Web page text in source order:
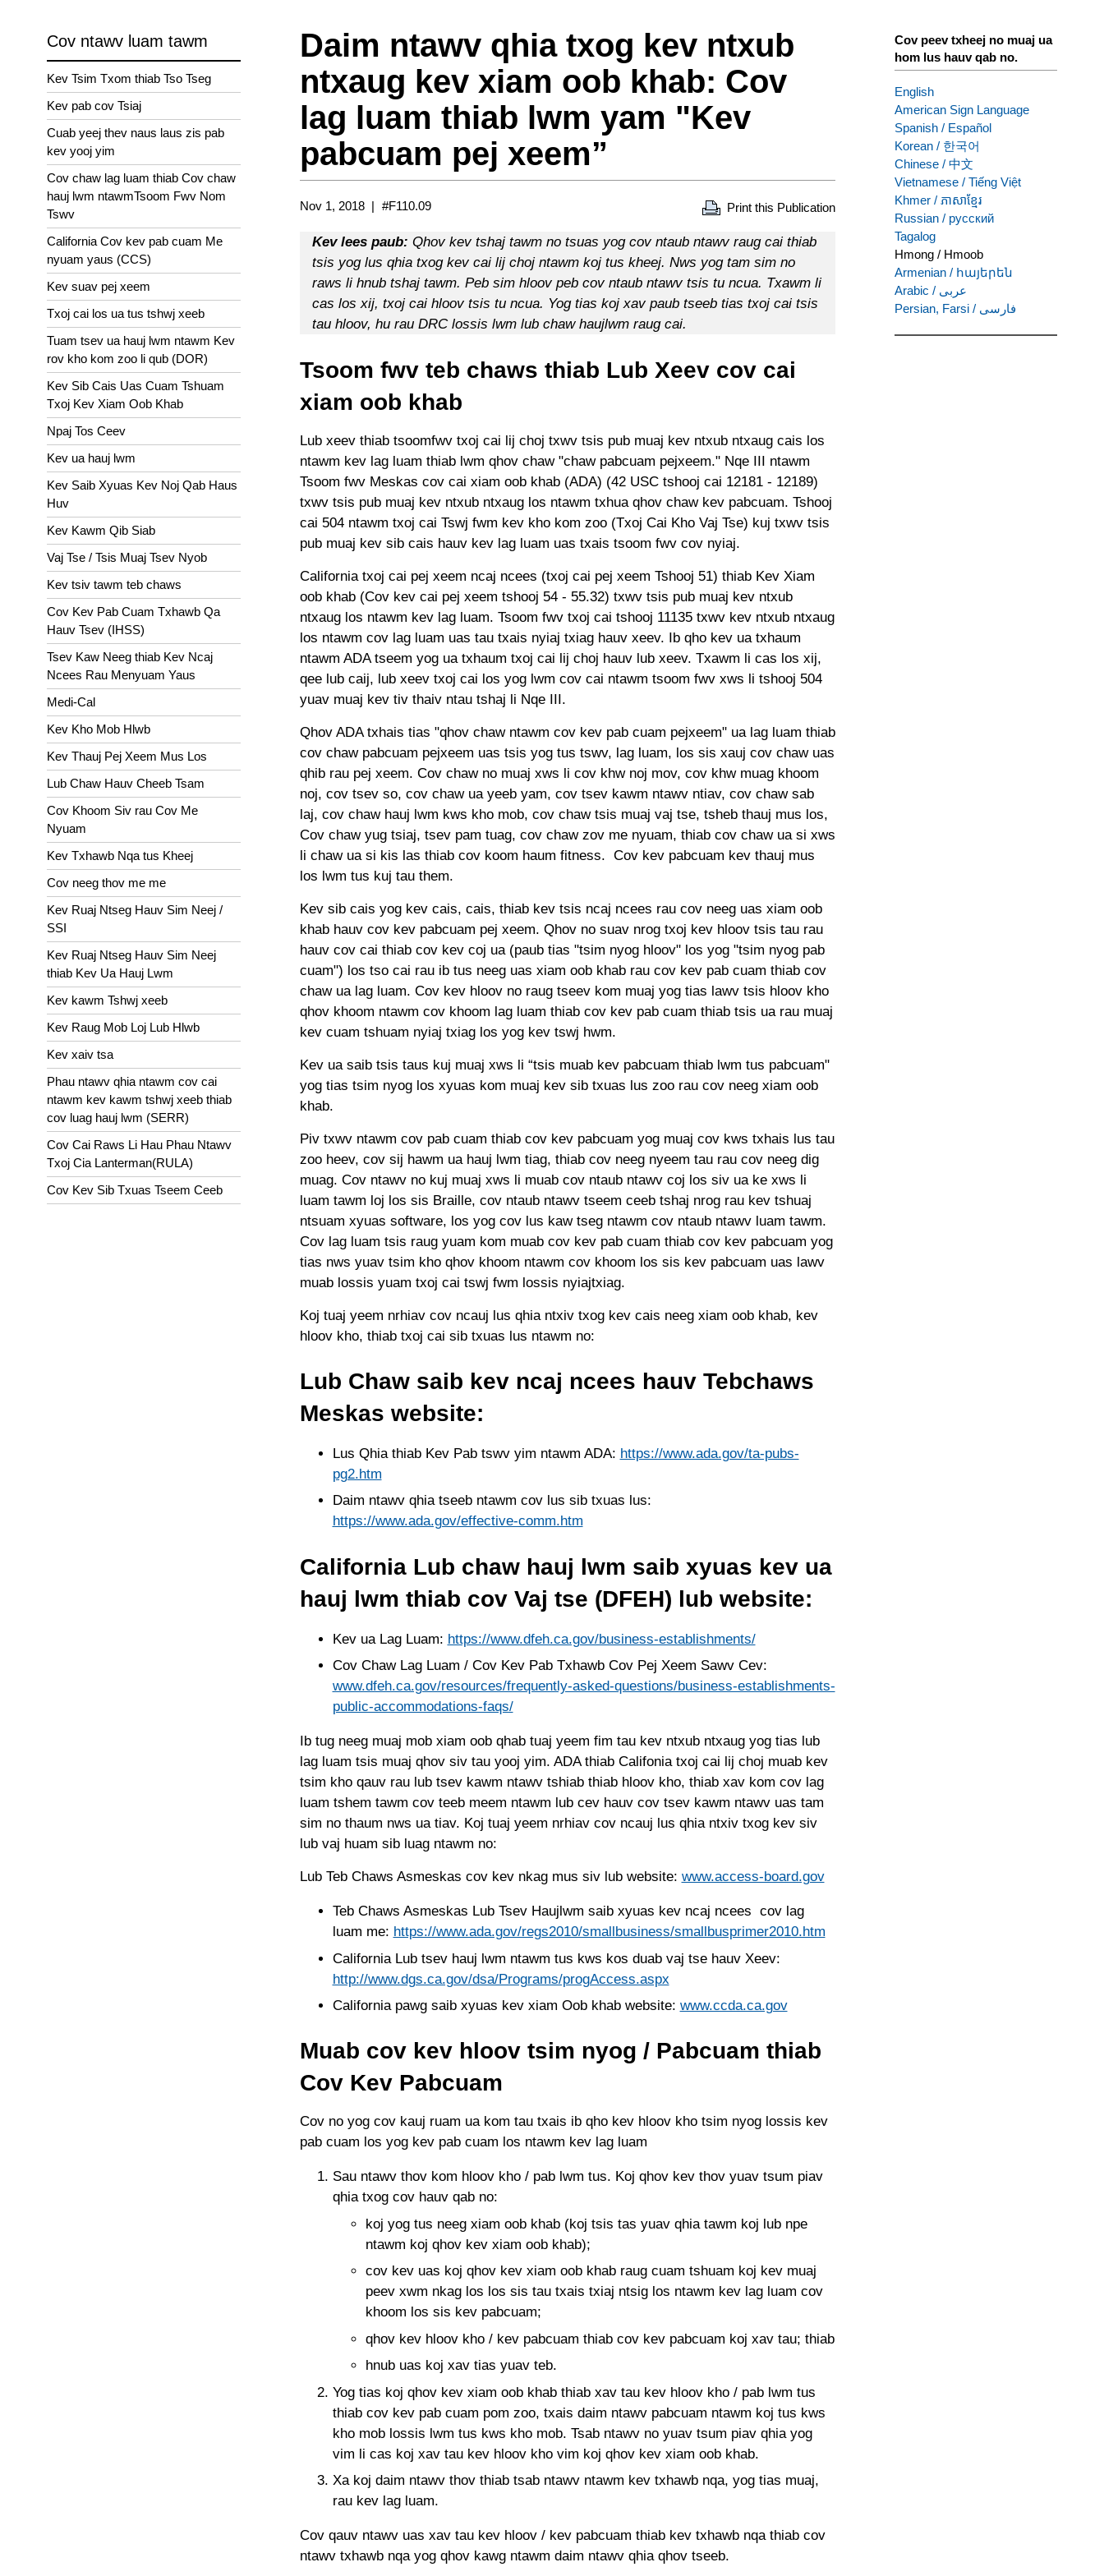
Cov ntawv luam tawm
Kev Tsim Txom thiab Tso Tseg
Kev pab cov Tsiaj
Cuab yeej thev naus laus zis pab
kev yooj yim
Cov chaw lag luam thiab Cov chaw
hauj lwm ntawmTsoom Fwv Nom
Tswv
California Cov kev pab cuam Me
nyuam yaus (CCS)
Kev suav pej xeem
Txoj cai los ua tus tshwj xeeb
Tuam tsev ua hauj lwm ntawm Kev
rov kho kom zoo li qub (DOR)
Kev Sib Cais Uas Cuam Tshuam
Txoj Kev Xiam Oob Khab
Npaj Tos Ceev
Kev ua hauj lwm
Kev Saib Xyuas Kev Noj Qab Haus
Huv
Kev Kawm Qib Siab
Vaj Tse / Tsis Muaj Tsev Nyob
Kev tsiv tawm teb chaws
Cov Kev Pab Cuam Txhawb Qa
Hauv Tsev (IHSS)
Tsev Kaw Neeg thiab Kev Ncaj
Ncees Rau Menyuam Yaus
Medi-Cal
Kev Kho Mob Hlwb
Kev Thauj Pej Xeem Mus Los
Lub Chaw Hauv Cheeb Tsam
Cov Khoom Siv rau Cov Me
Nyuam
Kev Txhawb Nqa tus Kheej
Cov neeg thov me me
Kev Ruaj Ntseg Hauv Sim Neej /
SSI
Kev Ruaj Ntseg Hauv Sim Neej
thiab Kev Ua Hauj Lwm
Kev kawm Tshwj xeeb
Kev Raug Mob Loj Lub Hlwb
Kev xaiv tsa
Phau ntawv qhia ntawm cov cai
ntawm kev kawm tshwj xeeb thiab
cov luag hauj lwm (SERR)
Cov Cai Raws Li Hau Phau Ntawv
Txoj Cia Lanterman(RULA)
Cov Kev Sib Txuas Tseem Ceeb
Daim ntawv qhia txog kev ntxub
ntxaug kev xiam oob khab: Cov
lag luam thiab lwm yam "Kev
pabcuam pej xeem”
Nov 1, 2018 #F110.09 Print this Publication
Kev lees paub: Qhov kev tshaj tawm no tsuas yog cov ntaub ntawv raug cai thiab
tsis yog lus qhia txog kev cai lij choj ntawm koj tus kheej. Nws yog tam sim no
raws li hnub tshaj tawm. Peb sim hloov peb cov ntaub ntawv tsis tu ncua. Txawm li
cas los xij, txoj cai hloov tsis tu ncua. Yog tias koj xav paub tseeb tias txoj cai tsis
tau hloov, hu rau DRC lossis lwm lub chaw haujlwm raug cai.
Tsoom fwv teb chaws thiab Lub Xeev cov cai
xiam oob khab
Lub xeev thiab tsoomfwv txoj cai lij choj txwv tsis pub muaj kev ntxub ntxaug cais los
ntawm kev lag luam thiab lwm qhov chaw "chaw pabcuam pejxeem." Nqe III ntawm
Tsoom fwv Meskas cov cai xiam oob khab (ADA) (42 USC tshooj cai 12181 - 12189)
txwv tsis pub muaj kev ntxub ntxaug los ntawm txhua qhov chaw kev pabcuam. Tshooj
cai 504 ntawm txoj cai Tswj fwm kev kho kom zoo (Txoj Cai Kho Vaj Tse) kuj txwv tsis
pub muaj kev sib cais hauv kev lag luam uas txais tsoom fwv cov nyiaj.
California txoj cai pej xeem ncaj ncees (txoj cai pej xeem Tshooj 51) thiab Kev Xiam
oob khab (Cov kev cai pej xeem tshooj 54 - 55.32) txwv tsis pub muaj kev ntxub
ntxaug los ntawm kev lag luam. Tsoom fwv txoj cai tshooj 11135 txwv kev ntxub ntxaug
los ntawm cov lag luam uas tau txais nyiaj txiag hauv xeev. Ib qho kev ua txhaum
ntawm ADA tseem yog ua txhaum txoj cai lij choj hauv lub xeev. Txawm li cas los xij,
qee lub caij, lub xeev txoj cai los yog lwm cov cai ntawm tsoom fwv xws li tshooj 504
yuav muaj kev tiv thaiv ntau tshaj li Nqe III.
Qhov ADA txhais tias "qhov chaw ntawm cov kev pab cuam pejxeem" ua lag luam thiab
cov chaw pabcuam pejxeem uas tsis yog tus tswv, lag luam, los sis xauj cov chaw uas
qhib rau pej xeem. Cov chaw no muaj xws li cov khw noj mov, cov khw muag khoom
noj, cov tsev so, cov chaw ua yeeb yam, cov tsev kawm ntawv ntiav, cov chaw sab
laj, cov chaw hauj lwm kws kho mob, cov chaw tsis muaj vaj tse, tsheb thauj mus los,
Cov chaw yug tsiaj, tsev pam tuag, cov chaw zov me nyuam, thiab cov chaw ua si xws
li chaw ua si kis las thiab cov koom haum fitness. Cov kev pabcuam kev thauj mus
los lwm tus kuj tau them.
Kev sib cais yog kev cais, cais, thiab kev tsis ncaj ncees rau cov neeg uas xiam oob
khab hauv cov kev pabcuam pej xeem. Qhov no suav nrog txoj kev hloov tsis tau rau
hauv cov cai thiab cov kev coj ua (paub tias "tsim nyog hloov" los yog "tsim nyog pab
cuam") los tso cai rau ib tus neeg uas xiam oob khab rau cov kev pab cuam thiab cov
chaw ua lag luam. Cov kev hloov no raug tseev kom muaj yog tias lawv tsis hloov kho
qhov khoom ntawm cov khoom lag luam thiab cov kev pab cuam thiab tsis ua rau muaj
kev cuam tshuam nyiaj txiag los yog kev tswj hwm.
Kev ua saib tsis taus kuj muaj xws li “tsis muab kev pabcuam thiab lwm tus pabcuam"
yog tias tsim nyog los xyuas kom muaj kev sib txuas lus zoo rau cov neeg xiam oob
khab.
Piv txwv ntawm cov pab cuam thiab cov kev pabcuam yog muaj cov kws txhais lus tau
zoo heev, cov sij hawm ua hauj lwm tiag, thiab cov neeg nyeem tau rau cov neeg dig
muag. Cov ntawv no kuj muaj xws li muab cov ntaub ntawv coj los siv ua ke xws li
luam tawm loj los sis Braille, cov ntaub ntawv tseem ceeb tshaj nrog rau kev tshuaj
ntsuam xyuas software, los yog cov lus kaw tseg ntawm cov ntaub ntawv luam tawm.
Cov lag luam tsis raug yuam kom muab cov kev pab cuam thiab cov kev pabcuam yog
tias nws yuav tsim kho qhov khoom ntawm cov khoom los sis kev pabcuam uas lawv
muab lossis yuam txoj cai tswj fwm lossis nyiajtxiag.
Koj tuaj yeem nrhiav cov ncauj lus qhia ntxiv txog kev cais neeg xiam oob khab, kev
hloov kho, thiab txoj cai sib txuas lus ntawm no:
Lub Chaw saib kev ncaj ncees hauv Tebchaws
Meskas website:
Lus Qhia thiab Kev Pab tswv yim ntawm ADA: https://www.ada.gov/ta-pubs-
pg2.htm
Daim ntawv qhia tseeb ntawm cov lus sib txuas lus:
https://www.ada.gov/effective-comm.htm
California Lub chaw hauj lwm saib xyuas kev ua
hauj lwm thiab cov Vaj tse (DFEH) lub website:
Kev ua Lag Luam: https://www.dfeh.ca.gov/business-establishments/
Cov Chaw Lag Luam / Cov Kev Pab Txhawb Cov Pej Xeem Sawv Cev:
www.dfeh.ca.gov/resources/frequently-asked-questions/business-establishments-
public-accommodations-faqs/
Ib tug neeg muaj mob xiam oob qhab tuaj yeem fim tau kev ntxub ntxaug yog tias lub
lag luam tsis muaj qhov siv tau yooj yim. ADA thiab Califonia txoj cai lij choj muab kev
tsim kho qauv rau lub tsev kawm ntawv tshiab thiab hloov kho, thiab xav kom cov lag
luam tshem tawm cov teeb meem ntawm lub cev hauv cov tsev kawm ntawv uas tam
sim no thaum nws ua tiav. Koj tuaj yeem nrhiav cov ncauj lus qhia ntxiv txog kev siv
lub vaj huam sib luag ntawm no:
Lub Teb Chaws Asmeskas cov kev nkag mus siv lub website: www.access-board.gov
Teb Chaws Asmeskas Lub Tsev Haujlwm saib xyuas kev ncaj ncees cov lag
luam me: https://www.ada.gov/regs2010/smallbusiness/smallbusprimer2010.htm
California Lub tsev hauj lwm ntawm tus kws kos duab vaj tse hauv Xeev:
http://www.dgs.ca.gov/dsa/Programs/progAccess.aspx
California pawg saib xyuas kev xiam Oob khab website: www.ccda.ca.gov
Muab cov kev hloov tsim nyog / Pabcuam thiab
Cov Kev Pabcuam
Cov no yog cov kauj ruam ua kom tau txais ib qho kev hloov kho tsim nyog lossis kev
pab cuam los yog kev pab cuam los ntawm kev lag luam
Sau ntawv thov kom hloov kho / pab lwm tus. Koj qhov kev thov yuav tsum piav
qhia txog cov hauv qab no:
koj yog tus neeg xiam oob khab (koj tsis tas yuav qhia tawm koj lub npe
ntawm koj qhov kev xiam oob khab);
cov kev uas koj qhov kev xiam oob khab raug cuam tshuam koj kev muaj
peev xwm nkag los los sis tau txais txiaj ntsig los ntawm kev lag luam cov
khoom los sis kev pabcuam;
qhov kev hloov kho / kev pabcuam thiab cov kev pabcuam koj xav tau; thiab
hnub uas koj xav tias yuav teb.
Yog tias koj qhov kev xiam oob khab thiab xav tau kev hloov kho / pab lwm tus
thiab cov kev pab cuam pom zoo, txais daim ntawv pabcuam ntawm koj tus kws
kho mob lossis lwm tus kws kho mob. Tsab ntawv no yuav tsum piav qhia yog
vim li cas koj xav tau kev hloov kho vim koj qhov kev xiam oob khab.
Xa koj daim ntawv thov thiab tsab ntawv ntawm kev txhawb nqa, yog tias muaj,
rau kev lag luam.
Cov qauv ntawv uas xav tau kev hloov / kev pabcuam thiab kev txhawb nqa thiab cov
ntawv txhawb nqa yog qhov kawg ntawm daim ntawv qhia qhov tseeb.
Cov peev txheej no muaj ua
hom lus hauv qab no.
English
American Sign Language
Spanish / Español
Korean / 한국어
Chinese / 中文
Vietnamese / Tiếng Việt
Khmer / ភាសាខ្មែរ
Russian / русский
Tagalog
Hmong / Hmoob
Armenian / հայերեն
Arabic / عربى
Persian, Farsi / فارسی